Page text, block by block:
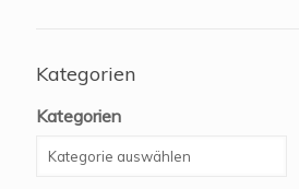
Kategorien
Kategorien